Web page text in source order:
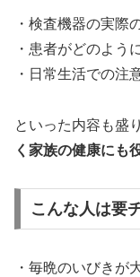
・検査機器の実際
・患者がどのよう
・日常生活での注
といった内容も盛
く家族の健康にも
こんな人は要
・毎晩のいびきが